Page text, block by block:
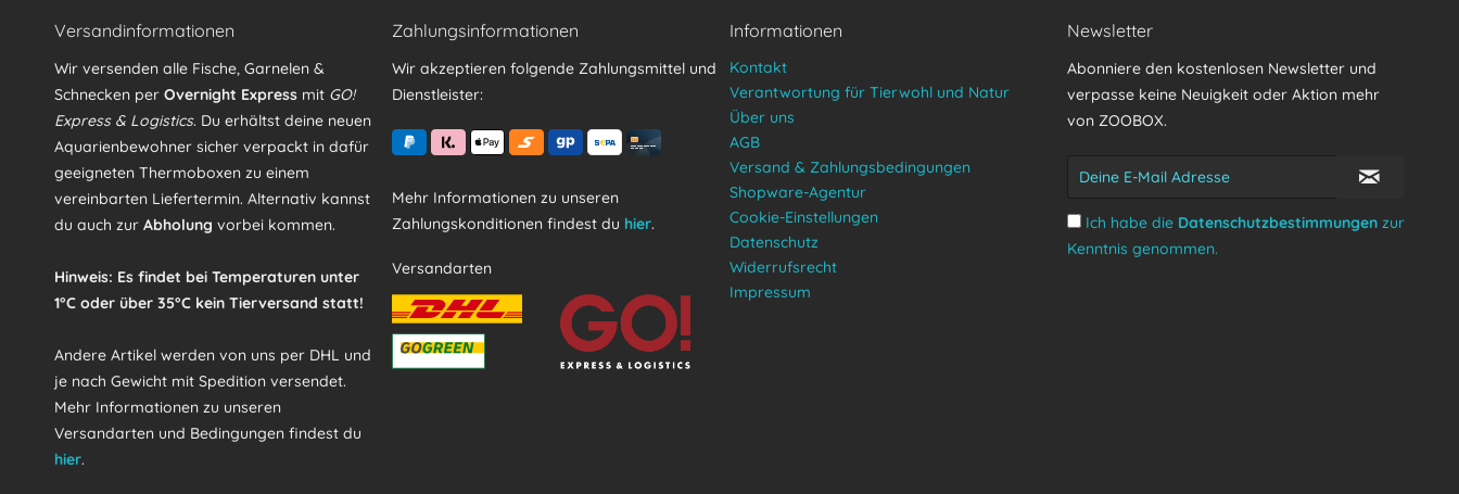
Versandinformationen
Wir versenden alle Fische, Garnelen &
Schnecken per Overnight Express mit GO!
Express & Logistics. Du erhältst deine neuen
Aquarienbewohner sicher verpackt in dafür
geeigneten Thermoboxen zu einem
vereinbarten Liefertermin. Alternativ kannst
du auch zur Abholung vorbei kommen.
Hinweis: Es findet bei Temperaturen unter
1°C oder über 35°C kein Tierversand statt!
Andere Artikel werden von uns per DHL und
je nach Gewicht mit Spedition versendet.
Mehr Informationen zu unseren
Versandarten und Bedingungen findest du
hier.
Zahlungsinformationen
Wir akzeptieren folgende Zahlungsmittel und
Dienstleister:
Mehr Informationen zu unseren
Zahlungskonditionen findest du hier.
Versandarten
Informationen
Kontakt
Verantwortung für Tierwohl und Natur
Über uns
AGB
Versand & Zahlungsbedingungen
Shopware-Agentur
Cookie-Einstellungen
Datenschutz
Widerrufsrecht
Impressum
Newsletter
Abonniere den kostenlosen Newsletter und
verpasse keine Neuigkeit oder Aktion mehr
von ZOOBOX.
Ich habe die Datenschutzbestimmungen zur
Kenntnis genommen.